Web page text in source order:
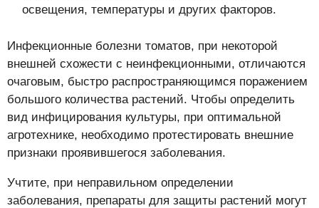
освещения, температуры и других факторов.
Инфекционные болезни томатов, при некоторой
внешней схожести с неинфекционными, отличаются
очаговым, быстро распространяющимся поражением
большого количества растений. Чтобы определить
вид инфицирования культуры, при оптимальной
агротехнике, необходимо протестировать внешние
признаки проявившегося заболевания.
Учтите, при неправильном определении
заболевания, препараты для защиты растений могут